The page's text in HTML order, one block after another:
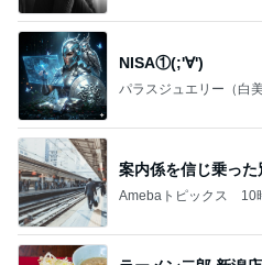
案内係を信じ乗った
Amebaトピックス 10
ラーメン二郎 新潟
つけメン変更 ツル
主に新潟グルメとラー